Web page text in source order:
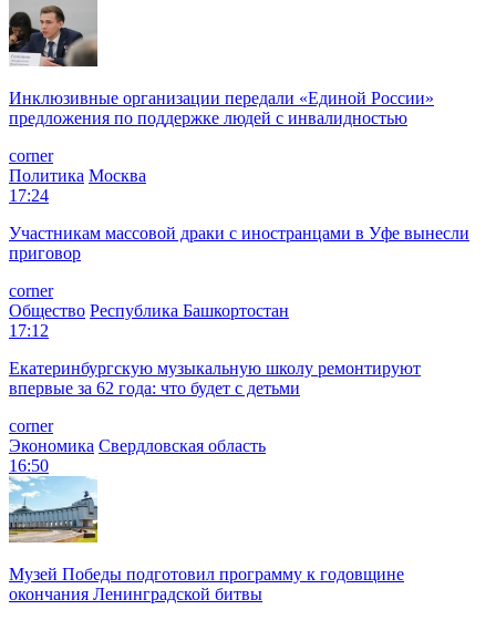
Инклюзивные организации передали «Единой России»
предложения по поддержке людей с инвалидностью
corner
Политика Москва
17:24
Участникам массовой драки с иностранцами в Уфе вынесли
приговор
corner
Общество Республика Башкортостан
17:12
Екатеринбургскую музыкальную школу ремонтируют
впервые за 62 года: что будет с детьми
corner
Экономика Свердловская область
16:50
Музей Победы подготовил программу к годовщине
окончания Ленинградской битвы